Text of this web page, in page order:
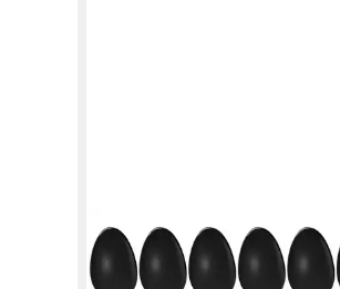
GRÄWE
Espressolöffel GRÄWE
Espressolöffel 6 Stück, Edelstahl -